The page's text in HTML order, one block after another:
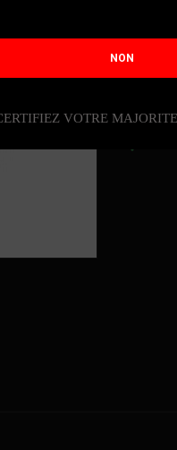
NON
VOTRE MAJORITE
64,90
